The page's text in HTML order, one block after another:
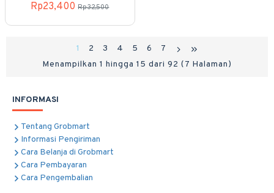
Rp23,400 Rp32,500
1 2 3 4 5 6
7
Menampilkan 1 hingga 15 dari 92 (7 Halaman)
INFORMASI
Tentang Grobmart
Informasi Pengiriman
Cara Belanja di Grobmart
Cara Pembayaran
Cara Pengembalian